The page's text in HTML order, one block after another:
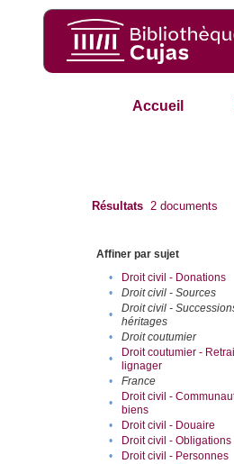
Accueil
Résultats 2 documents
Affiner par sujet
•
Droit civil - Donations
•
Droit civil - Sources
•
Droit civil -
héritages
• Droit coutumier
•
Droit coutumier -
lignager
• France
•
Droit civil -
biens
• Droit civil - Douaire
•
Droit civil - Obligations
•
Droit civil - Personnes